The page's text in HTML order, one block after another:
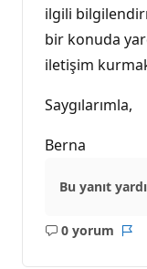
ilgili
bir konuda
iletişim
Saygılarımla,
Berna
Bu yanıt
0 yorum
Açıklama